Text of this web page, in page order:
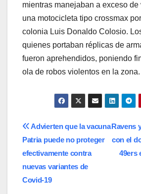
mientras manejaban a exceso
una motocicleta tipo crossmax
colonia Luis Donaldo Colosio.
quienes portaban réplicas de
fueron aprehendidos, poniendo
ola de robos violentos en la zona.
Navegación
de
entradas
Ravens
con el
49ers
Advierten que la vacuna
Patria puede no proteger
efectivamente contra
nuevas variantes de
Covid-19